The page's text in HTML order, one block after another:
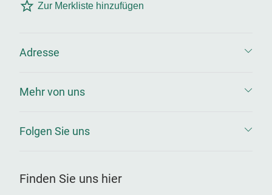
Zur Merkliste hinzufügen
Adresse
Mehr von uns
Folgen Sie uns
Finden Sie uns hier